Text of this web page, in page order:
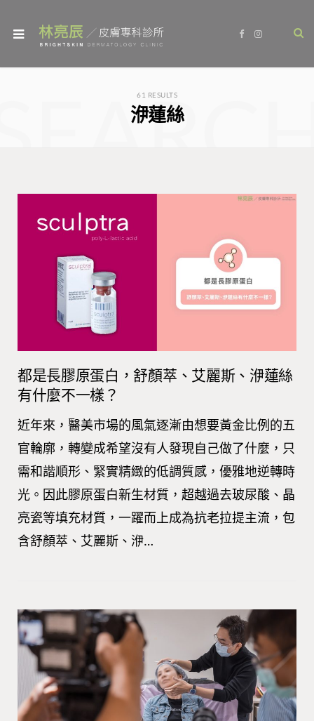
b
I
a
61 RESULTS
洢蓮絲
都是長膠原蛋白，舒顏萃、艾麗斯、洢蓮絲
有什麼不一樣？
近年來，醫美市場的風氣逐漸由想要黃金比例的五
官輪廓，轉變成希望沒有人發現自己做了什麼，只
需和諧順形、緊實精緻的低調質感，優雅地逆轉時
光。因此膠原蛋白新生材質，超越過去玻尿酸、晶
亮瓷等填充材質，一躍而上成為抗老拉提主流，包
含舒顏萃、艾麗斯、洢…